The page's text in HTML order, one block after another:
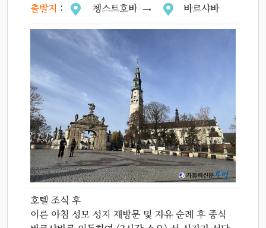
출발지 : 쳉스트호바 바르샤바
호텔 조식 후
이른 아침 성모 성지 재방문 및 자유 순례 후 중식